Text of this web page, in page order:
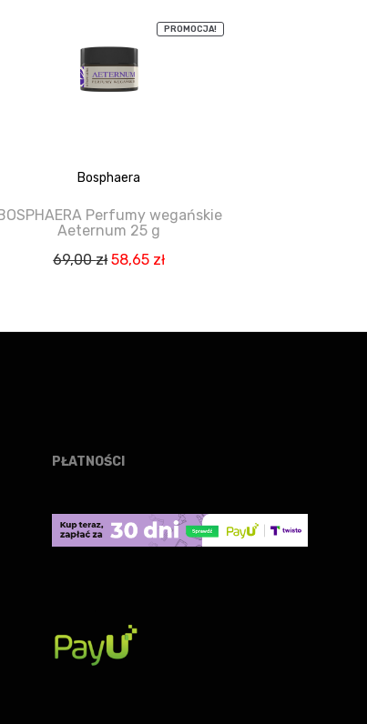
PROMOCJA!
Bosphaera
Perfumy wegańskie
Aeternum 25 g
69,00złPierwotna
69,00 zł.
58,65 złAktualna
58,65 zł.
PŁATNOŚCI